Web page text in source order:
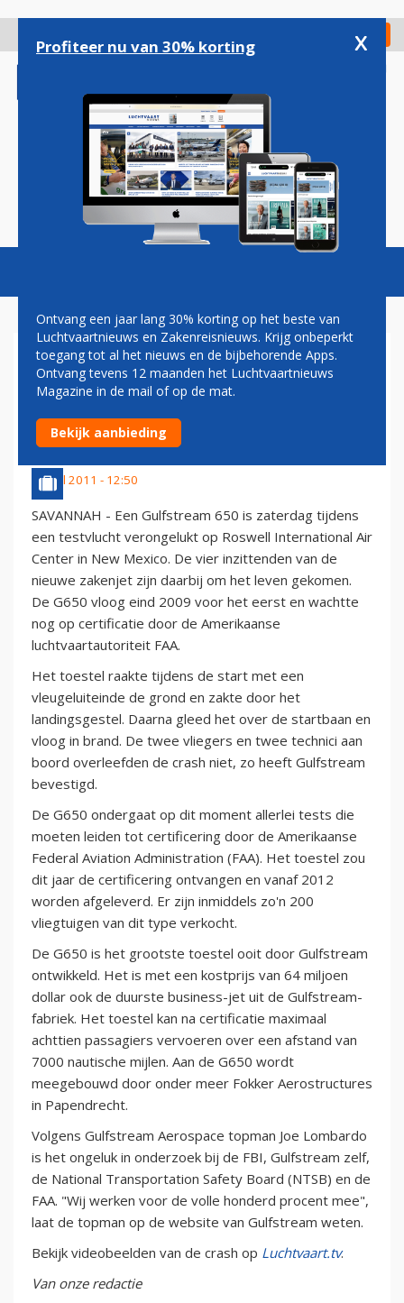
gaan
Check in
Magazine Podcasts Vacatures
VIER SLACHTOFFERS NA
CRASH NIEUWE GULFSTREAM
G650
3 april 2011 - 12:50
SAVANNAH - Een Gulfstream 650 is zaterdag tijdens
een testvlucht verongelukt op Roswell International Air
Center in New Mexico. De vier inzittenden van de
nieuwe zakenjet zijn daarbij om het leven gekomen.
De G650 vloog eind 2009 voor het eerst en wachtte
nog op certificatie door de Amerikaanse
luchtvaartautoriteit FAA.
Het toestel raakte tijdens de start met een
vleugeluiteinde de grond en zakte door het
landingsgestel. Daarna gleed het over de startbaan en
vloog in brand. De twee vliegers en twee technici aan
boord overleefden de crash niet, zo heeft Gulfstream
bevestigd.
De G650 ondergaat op dit moment allerlei tests die
moeten leiden tot certificering door de Amerikaanse
Federal Aviation Administration (FAA). Het toestel zou
dit jaar de certificering ontvangen en vanaf 2012
worden afgeleverd. Er zijn inmiddels zo'n 200
vliegtuigen van dit type verkocht.
De G650 is het grootste toestel ooit door Gulfstream
ontwikkeld. Het is met een kostprijs van 64 miljoen
dollar ook de duurste business-jet uit de Gulfstream-
fabriek. Het toestel kan na certificatie maximaal
achttien passagiers vervoeren over een afstand van
7000 nautische mijlen. Aan de G650 wordt
meegebouwd door onder meer Fokker Aerostructures
in Papendrecht.
Volgens Gulfstream Aerospace topman Joe Lombardo
is het ongeluk in onderzoek bij de FBI, Gulfstream zelf,
de National Transportation Safety Board (NTSB) en de
FAA. "Wij werken voor de volle honderd procent mee",
laat de topman op de website van Gulfstream weten.
Bekijk videobeelden van de crash op Luchtvaart.tv.
Van onze redactie
Profiteer nu van 30% korting x
Ontvang een jaar lang 30% korting op het beste van
Luchtvaartnieuws en Zakenreisnieuws. Krijg onbeperkt
toegang tot al het nieuws en de bijbehorende Apps.
Ontvang tevens 12 maanden het Luchtvaartnieuws
Magazine in de mail of op de mat.
Bekijk aanbieding